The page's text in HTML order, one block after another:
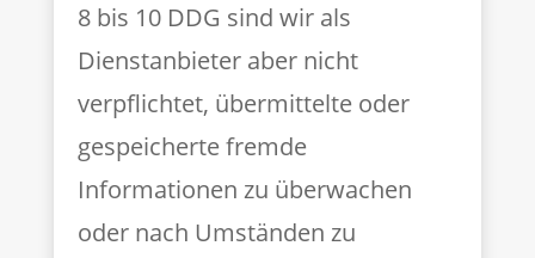
8 bis 10 DDG sind wir als
Dienstanbieter aber nicht
verpflichtet, übermittelte oder
gespeicherte fremde
Informationen zu überwachen
oder nach Umständen zu